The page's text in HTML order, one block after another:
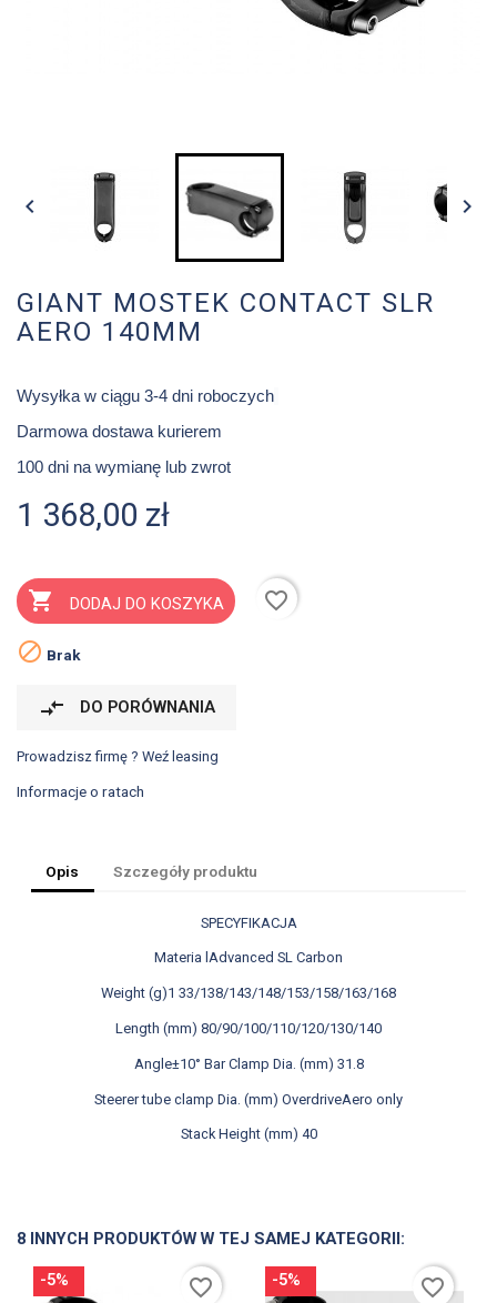
 
GIANT MOSTEK CONTACT SLR
AERO 140MM
Wysyłka w ciągu 3-4 dni roboczych
Darmowa dostawa kurierem
100 dni na wymianę lub zwrot
1 368,00 zł
 DODAJ DO KOSZYKA
favorite_border
 Brak
compare_arrows DO PORÓWNANIA
Prowadzisz firmę ? Weź leasing
Informacje o ratach
Opis Szczegóły produktu
SPECYFIKACJA
Materia lAdvanced SL Carbon
Weight (g)1 33/138/143/148/153/158/163/168
Length (mm) 80/90/100/110/120/130/140
Angle±10° Bar Clamp Dia. (mm) 31.8
Steerer tube clamp Dia. (mm) OverdriveAero only
Stack Height (mm) 40
8 INNYCH PRODUKTÓW W TEJ SAMEJ KATEGORII:
-5% favorite_border -5% favorite_border